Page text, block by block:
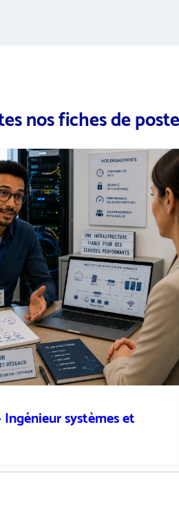
nos fiches de poste
Ingénieur systèmes et